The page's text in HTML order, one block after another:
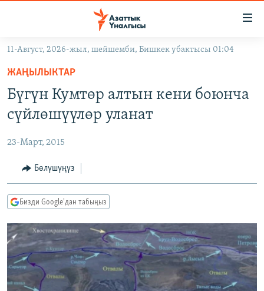
Навигацияга
өтүңүз
Издөөгө
салыңызКЫРГЫЗСТАН
ЭКОНОМИКА
МАДАНИЯТ
ДҮЙНӨ
БОРБОР АЗИЯ
УКРАИНА
АТАЙЫН ИЛИКТӨӨ
ТВ ПРОГРАММАЛАР
ЭКСПЕРТТЕР ТАЛДАЙТ
БИЗ ЖАНА ДҮЙНӨ
ДАНИСТЕ
ЭЖЕ-СИҢДИЛЕР
ӨЗГӨЧӨ ПИКИР
Русский
ОНЛАЙН ШЕРИНЕ
11-Август, 2026-жыл, шейшемби, Бишкек убактысы 01:04
ЖАҢЫЛЫКТАР
Бүгүн Кумтөр алтын кени боюнча
сүйлөшүүлөр уланат
23-Март, 2015
Бөлүшүңүз
Бизди Google'дан табыңыз